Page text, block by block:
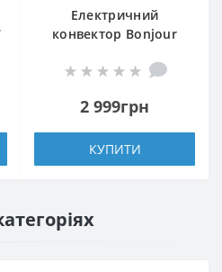
Електричний
конвектор Bonjour
2 999грн
КУПИТИ